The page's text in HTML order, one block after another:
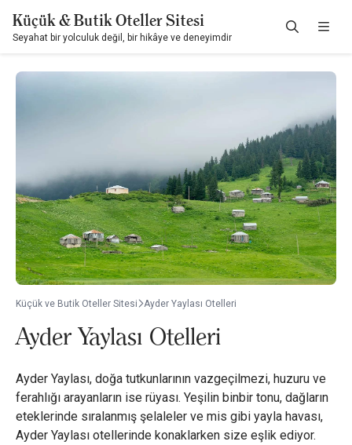
Küçük & Butik Oteller Sitesi
Seyahat bir yolculuk değil, bir hikâye ve deneyimdir
Küçük ve Butik Oteller Sitesi Ayder Yaylası Otelleri
Ayder Yaylası Otelleri
Ayder Yaylası, doğa tutkunlarının vazgeçilmezi, huzuru ve
ferahlığı arayanların ise rüyası. Yeşilin binbir tonu, dağların
eteklerinde sıralanmış şelaleler ve mis gibi yayla havası,
Ayder Yaylası otellerinde konaklarken size eşlik ediyor.